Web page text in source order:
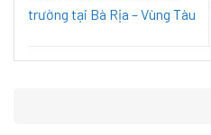
trường tại Bà Rịa – Vùng Tàu